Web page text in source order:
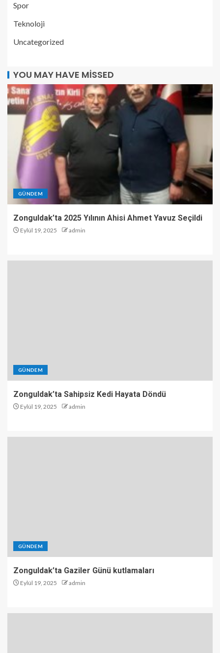
Spor
Teknoloji
Uncategorized
YOU MAY HAVE MISSED
GÜNDEM
Zonguldak’ta 2025 Yılının Ahisi Ahmet Yavuz Seçildi
Eylül 19, 2025 admin
GÜNDEM
Zonguldak’ta Sahipsiz Kedi Hayata Döndü
Eylül 19, 2025 admin
GÜNDEM
Zonguldak’ta Gaziler Günü kutlamaları
Eylül 19, 2025 admin